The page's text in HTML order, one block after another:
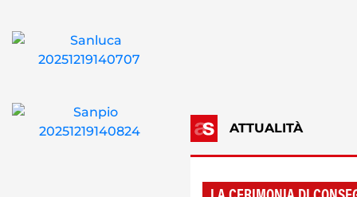
ATTUALITÀ